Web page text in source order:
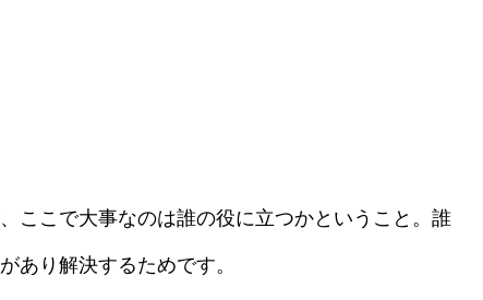
ここで大事なのは誰の役に立つかということ。誰
あり解決するためです。